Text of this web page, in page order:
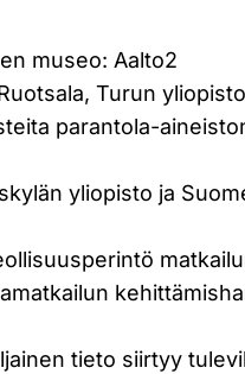
museo: Aalto2
Turun
parantola-
yliopisto ja
tieto siirtyy